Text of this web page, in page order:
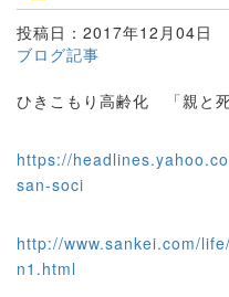
投稿日：2017年12月04日
ブログ記事
ひきこもり高齢化 「親と
https://
san-soci
http://www.sankei.com/
n1.html